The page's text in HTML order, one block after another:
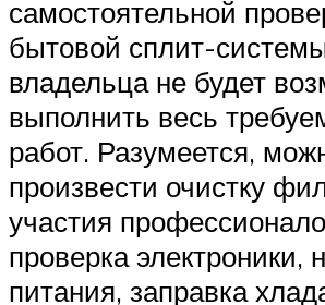
самостоятельной
бытовой сплит-
владельца не будет
выполнить весь
работ. Разумеется,
произвести очистку
участия
проверка электроники,
питания, заправка